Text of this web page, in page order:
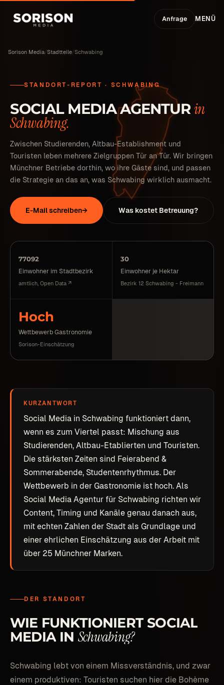
Anfrage MENÜ
Sorison Media/Stadtteile/Schwabing
STANDORT-REPORT · SCHWABING
SOCIAL MEDIA AGENTURin
Schwabing.
Zwischen Studierenden, Altbau-Establishment und
Touristen leben mehrere Zielgruppen Tür an Tür. Wir bringen
Münchner Betriebe dorthin, wo ihre Gäste sind, und passen
die Strategie an das an, was Schwabing wirklich ausmacht.
E-Mail schreiben→ Was kostet Betreuung?
77092
Einwohner im Stadtbezirk
amtlich, Open Data ↗
30
Einwohner je Hektar
Bezirk 12 Schwabing - Freimann
Hoch
Wettbewerb Gastronomie
Sorison-Einschätzung
KURZANTWORT
Social Media in Schwabing funktioniert dann,
wenn es zum Viertel passt: Mischung aus
Studierenden, Altbau-Etablierten und Touristen.
Die stärksten Zeiten sind Feierabend &
Sommerabende, Studentenrhythmus. Der
Wettbewerb in der Gastronomie ist hoch. Als
Social Media Agentur für Schwabing richten wir
Content, Timing und Kanäle genau danach aus,
mit echten Zahlen der Stadt als Grundlage und
einer ehrlichen Einschätzung aus der Arbeit mit
über 25 Münchner Marken.
DER STANDORT
WIE FUNKTIONIERT SOCIAL
MEDIA IN Schwabing?
Schwabing lebt von einem Missverständnis, und zwar
einem produktiven: Touristen suchen hier die Bohème